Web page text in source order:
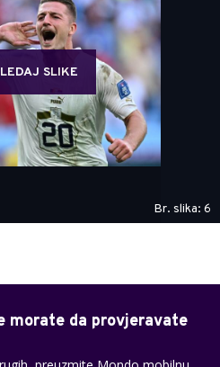
SLIKE
Br. slika: 6
morate da provjeravate